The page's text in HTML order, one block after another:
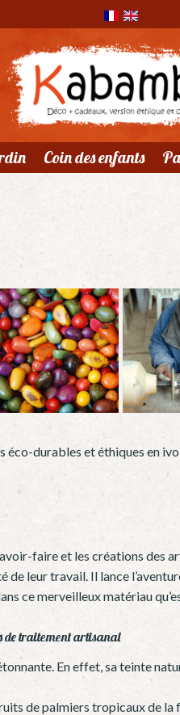
Coin des enfants
durables et éthiques en
faire et les créations des
leur travail. Il lance
ce merveilleux matériau
de traitement artisanal
En effet, sa teinte
de palmiers tropicaux de la